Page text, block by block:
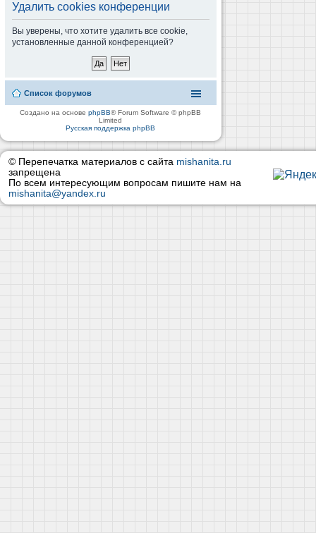
Удалить cookies конференции
Вы уверены, что хотите удалить все cookie,
установленные данной конференцией?
Список форумов
Создано на основеphpBB® Forum Software © phpBB
Limited
Русская поддержка phpBB
© Перепечатка материалов с сайта mishanita.ru
запрещена
По всем интересующим вопросам пишите нам на
mishanita@yandex.ru